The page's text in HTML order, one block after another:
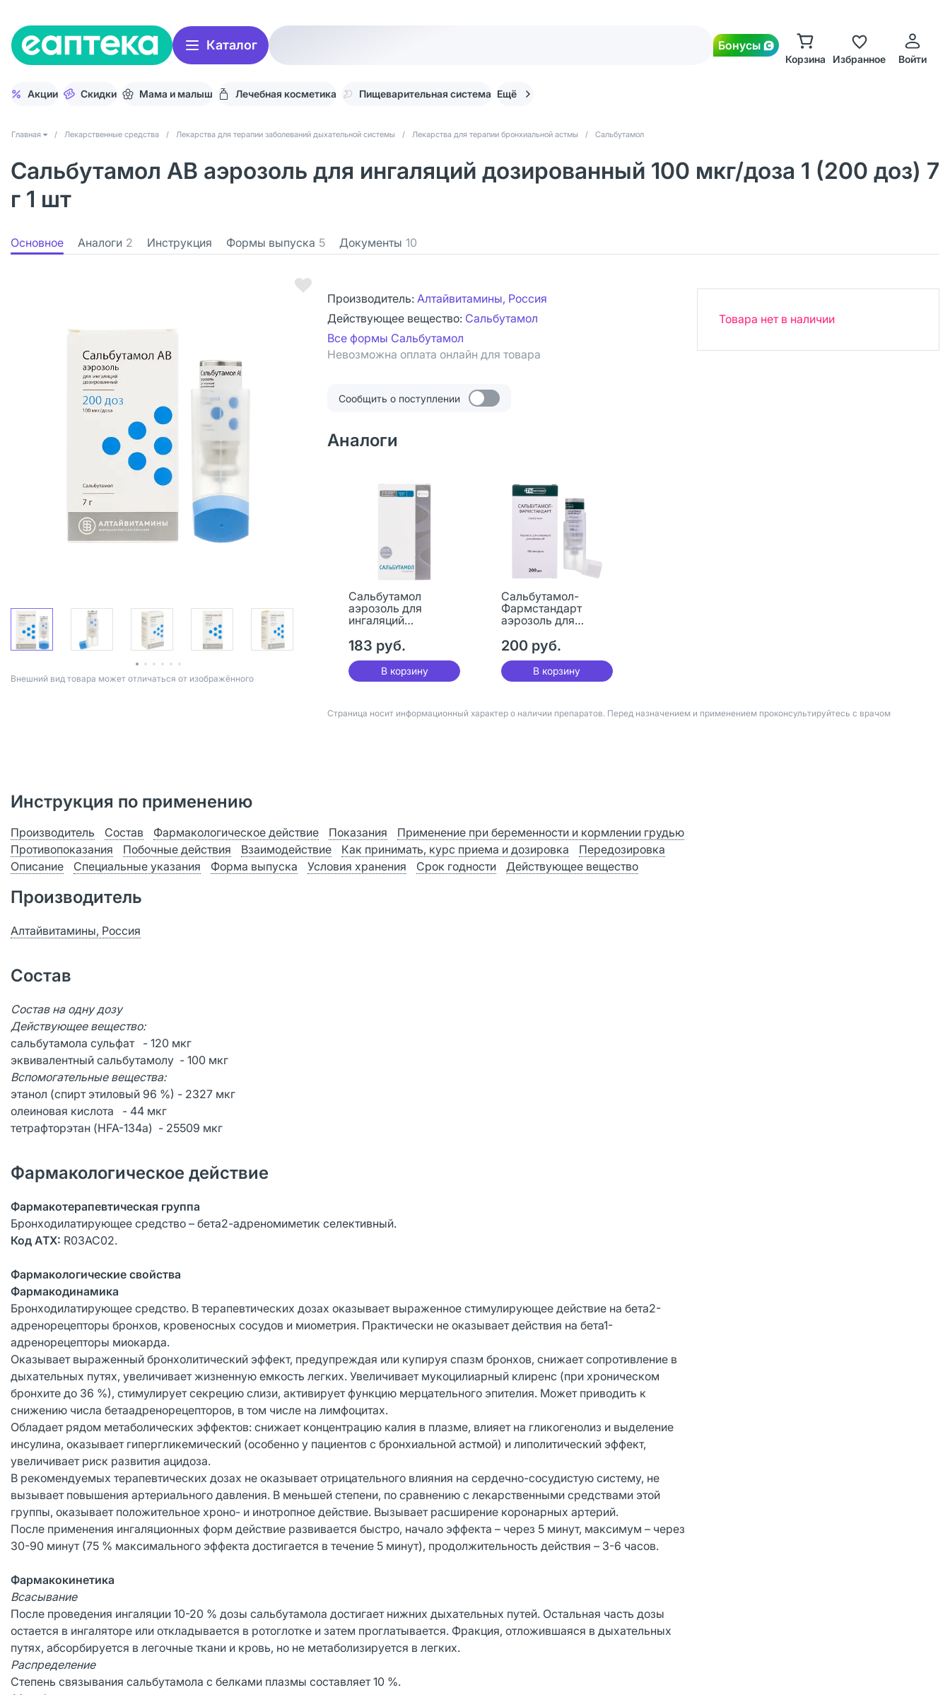
Каталог Бонусы
Корзина Избранное Войти
Акции Скидки Мама и малыш Лечебная косметика Пищеварительная система Ещё
Главная / Лекарственные средства / Лекарства для терапии заболеваний дыхательной системы / Лекарства для терапии бронхиальной астмы / Сальбутамол
Сальбутамол АВ аэрозоль для ингаляций дозированный 100 мкг/доза 1 (200 доз) 7
г 1 шт
Основное Аналоги 2 Инструкция Формы выпуска 5 Документы 10
Bнешний вид товара может отличаться от изображённого
Производитель: Алтайвитамины, Россия
Действующее вещество: Сальбутамол
Все формы Сальбутамол
Невозможна оплата онлайн для товара
Товара нет в наличии
Сообщить о поступлении
Аналоги
Сальбутамол
аэрозоль для
ингаляций
мкг/доза 12 мл (200
доз) 1 шт
183 руб.
В корзину
Сальбутамол-
Фармстандарт
аэрозоль для
дозированный 100
мкг/доза 200 доз 1
шт
200 руб.
В корзину
Страница носит информационный характер о наличии препаратов. Перед назначением и применением проконсультируйтесь с врачом
Инструкция по применению
Производитель Состав Фармакологическое действие Показания
Применение при беременности и кормлении грудью
Противопоказания
Побочные действия Взаимодействие Как принимать, курс приема и дозировка
Передозировка
Описание
Специальные указания Форма выпуска Условия хранения Срок годности Действующее вещество
Производитель
Алтайвитамины, Россия
Состав
Состав на одну дозу
Действующее вещество:
сальбутамола сульфат - 120 мкг
эквивалентный сальбутамолу - 100 мкг
Вспомогательные вещества:
этанол (спирт этиловый 96 %) - 2327 мкг
олеиновая кислота - 44 мкг
тетрафторэтан (HFA-134а) - 25509 мкг
Фармакологическое действие
Фармакотерапевтическая группа
Бронходилатирующее средство – бета2-адреномиметик селективный.
Код АТХ: R03АС02.
Фармакологические свойства
Фармакодинамика
Бронходилатирующее средство. В терапевтических дозах оказывает выраженное стимулирующее действие на бета2-
адренорецепторы бронхов, кровеносных сосудов и миометрия. Практически не оказывает действия на бета1-
адренорецепторы миокарда.
Оказывает выраженный бронхолитический эффект, предупреждая или купируя спазм бронхов, снижает сопротивление в
дыхательных путях, увеличивает жизненную емкость легких. Увеличивает мукоцилиарный клиренс (при хроническом
бронхите до 36 %), стимулирует секрецию слизи, активирует функцию мерцательного эпителия. Может приводить к
снижению числа бетаадренорецепторов, в том числе на лимфоцитах.
Обладает рядом метаболических эффектов: снижает концентрацию калия в плазме, влияет на гликогенолиз и выделение
инсулина, оказывает гипергликемический (особенно у пациентов с бронхиальной астмой) и липолитический эффект,
увеличивает риск развития ацидоза.
В рекомендуемых терапевтических дозах не оказывает отрицательного влияния на сердечно-сосудистую систему, не
вызывает повышения артериального давления. В меньшей степени, по сравнению с лекарственными средствами этой
группы, оказывает положительное хроно- и инотропное действие. Вызывает расширение коронарных артерий.
После применения ингаляционных форм действие развивается быстро, начало эффекта – через 5 минут, максимум – через
30-90 минут (75 % максимального эффекта достигается в течение 5 минут), продолжительность действия – 3-6 часов.
Фармакокинетика
Всасывание
После проведения ингаляции 10-20 % дозы сальбутамола достигает нижних дыхательных путей. Остальная часть дозы
остается в ингаляторе или откладывается в ротоглотке и затем проглатывается. Фракция, отложившаяся в дыхательных
путях, абсорбируется в легочные ткани и кровь, но не метаболизируется в легких.
Распределение
Степень связывания сальбутамола с белками плазмы составляет 10 %.